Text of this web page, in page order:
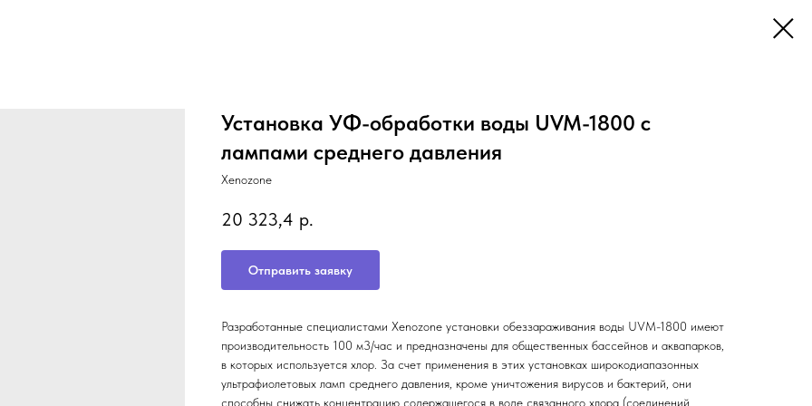
Установка УФ-обработки воды UVM-1800 с
лампами среднего давления
Xenozone
20 323,4 р.
Отправить заявку
Разработанные специалистами Xenozone установки обеззараживания воды UVM-1800 имеют
производительность 100 м3/час и предназначены для общественных бассейнов и аквапарков,
в которых используется хлор. За счет применения в этих установках широкодиапазонных
ультрафиолетовых ламп среднего давления, кроме уничтожения вирусов и бактерий, они
способны снижать концентрацию содержащегося в воде связанного хлора (соединений